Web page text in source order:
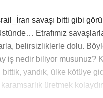
savaşı bitti gibi
Etrafımız
belirsizliklerle dolu.
iş nedir biliyor musunuz?
bittik, yandık, ülke kötüye
üretmek